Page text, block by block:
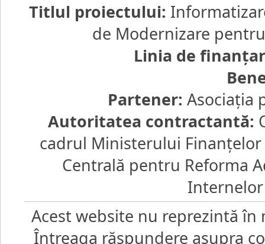
Titlul proiectului:
de Modernizare
Linia de
Partener: Asociaţia
Autoritatea contractantă:
cadrul Ministerului
Centrală pentru Reforma
Acest website nu reprezintă
Întreaga răspundere asupra